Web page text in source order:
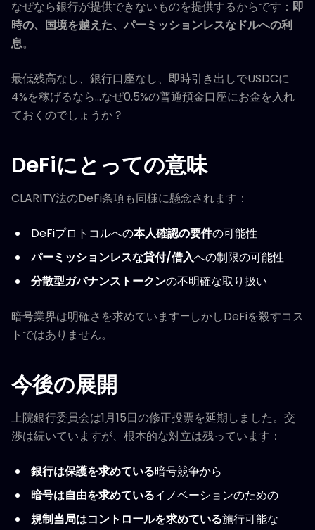
なぜなら銀行が提供できないものを提供するからです： 即
時の、国境を越えた、パーミッションレスなドルへの利
息。
最低残高なし、銀行口座なし、即時引き出しでUSDCに
4%を稼げるなら...なぜ0.5%の普通預金口座にお金を入れ
ておくのでしょうか？
DeFiにとっての意味
CLARITY法のDeFi条項も同様に懸念されます：
DeFiプロトコルへの本人確認の要件の可能性
パーミッションレスな貸付/借入への制限の可能性
分散型ガバナンストークンの不明確な取り扱い
暗号業界は明確さを求めています—しかしDeFiを殺すコス
トではありません。
今後の展開
上院銀行委員会は1月15日の修正投票を延期しました。交
渉は続いていますが、根本的な対立は残っています：
銀行は保護を求めている暗号競争から
暗号は自由を求めているイノベーションのための
規制当局はコントロールを求めている施行可能な